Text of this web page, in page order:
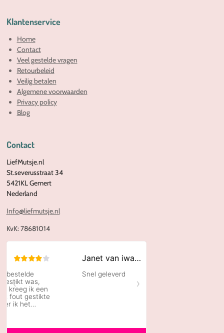
Klantenservice
Home
Contact
Veel gestelde vragen
Retourbeleid
Veilig betalen
Algemene voorwaarden
Privacy policy
Blog
Contact
LiefMutsje.nl
St.severusstraat 34
5421KL Gemert
Nederland
Info@liefmutsje.nl
KvK:78681014